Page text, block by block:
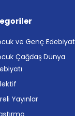
ve Genç Edebiyat
Çağdaş Dünya
Yayınlar